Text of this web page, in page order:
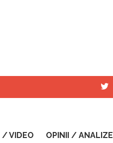
/ VIDEO OPINII / ANALIZE